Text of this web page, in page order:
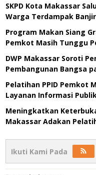
SKPD Kota Makassar
Warga Terdampak
Program Makan Siang
Pemkot Masih Tunggu
DWP Makassar Soroti
Pembangunan Bangsa
Pelatihan PPID Pemkot
Layanan Informasi
Meningkatkan
Makassar Adakan
Ikuti Kami Pada